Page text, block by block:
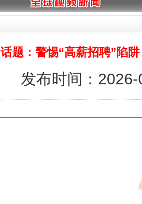
话题：警惕“高薪招聘”陷
发布时间：